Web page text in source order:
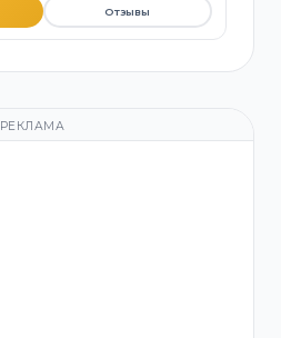
Отзывы
РЕКЛАМА